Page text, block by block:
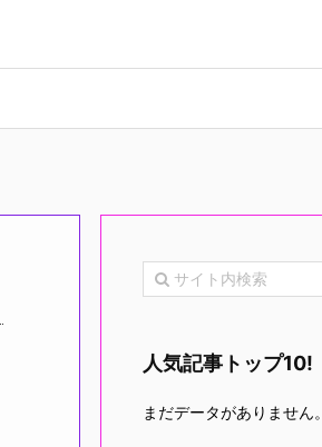
人気記事トップ10!
まだデータがありません。